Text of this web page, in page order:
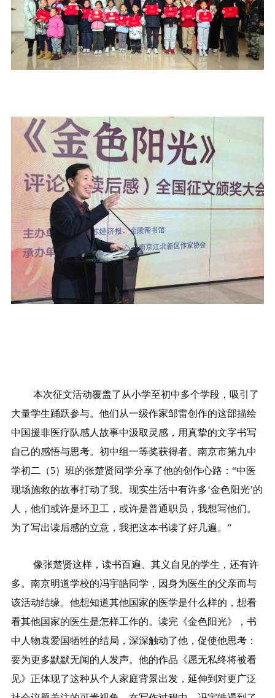
本次征文活动覆盖了从小学至初中多个学段，吸引了
大量学生踊跃参与。他们从一级作家邹雷创作的这部描绘
中国援非医疗队感人故事中汲取灵感，用真挚的文字书写
自己的感悟与思考。初中组一等奖获得者、南京市第九中
学初二（5）班的张楚贤同学分享了他的创作心路：“中医
现场施救的故事打动了我。现实生活中有许多‘金色阳光’的
人，他们或许是环卫工，或许是普通职员，我想写他们。
为了写出读后感的立意，我把这本书读了好几遍。”
像张楚贤这样，读书百遍、其义自见的学生，还有许
多。南京明道学校的冯宇皓同学，因身为医生的父亲而与
该活动结缘。他想知道其他国家的医学是什么样的，想看
看其他国家的医生是怎样工作的。读完《金色阳光》，书
中人物袁爱国牺牲的结局，深深触动了他，促使他思考：
要为更多默默无闻的人发声。他的作品《愿无私终将被看
见》正体现了这种从个人家庭背景出发，延伸到对更广泛